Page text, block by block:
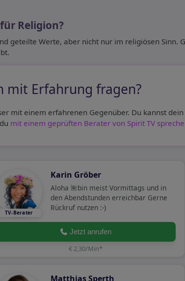
Religion?
geteilte Werte, aber nicht nur im religiösen Sinn.
mit Erfahrung fragen?
mit einem erfahrenen Gegenüber. Du kannst dein
mit einem geprüften Berater von Spirit TV
Karin Gröber
Aloha 🌺bin meist Vormittags und in
den Abendstunden erreichbar Gerne
Rückruf nutzen :-)
Jetzt anrufen
€ 2,30/Min*
Matthias Sperth